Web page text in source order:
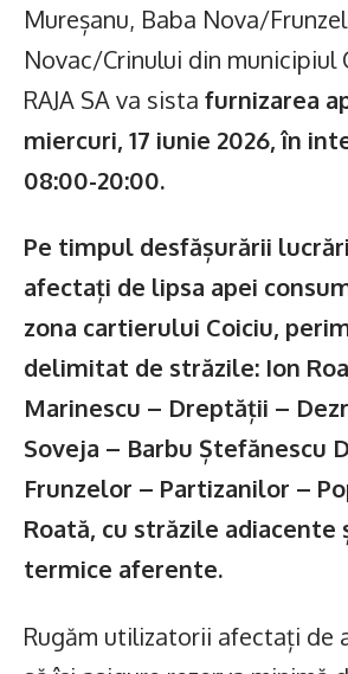
Mureșanu, Baba Nova/
Novac/Crinului din municipiul
RAJA SA va sista furnizarea
miercuri, 17 iunie 2026, în
08:00-20:00.
Pe timpul desfășurării
afectați de lipsa apei
zona cartierului Coiciu,
delimitat de străzile: Ion
Marinescu – Dreptății –
Soveja – Barbu Ștefănescu
Frunzelor – Partizanilor –
Roată, cu străzile adiacente
termice aferente.
Rugăm utilizatorii afectați de